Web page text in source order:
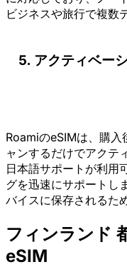
ビジネスや旅行で複数
アクティベー
RoamiのeSIMは、購入
ャンするだけでアクテ
日本語サポートが利用
グを迅速にサポートし
バイスに保存されるた
フィンランド
eSIM